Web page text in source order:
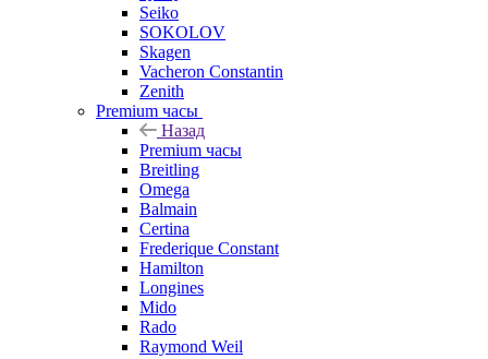
Seiko
SOKOLOV
Skagen
Vacheron Constantin
Zenith
Premium часы
Назад
Premium часы
Breitling
Omega
Balmain
Certina
Frederique Constant
Hamilton
Longines
Mido
Rado
Raymond Weil